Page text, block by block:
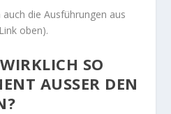
die Ausführungen aus
oben).
SO
AUSSER DEN K